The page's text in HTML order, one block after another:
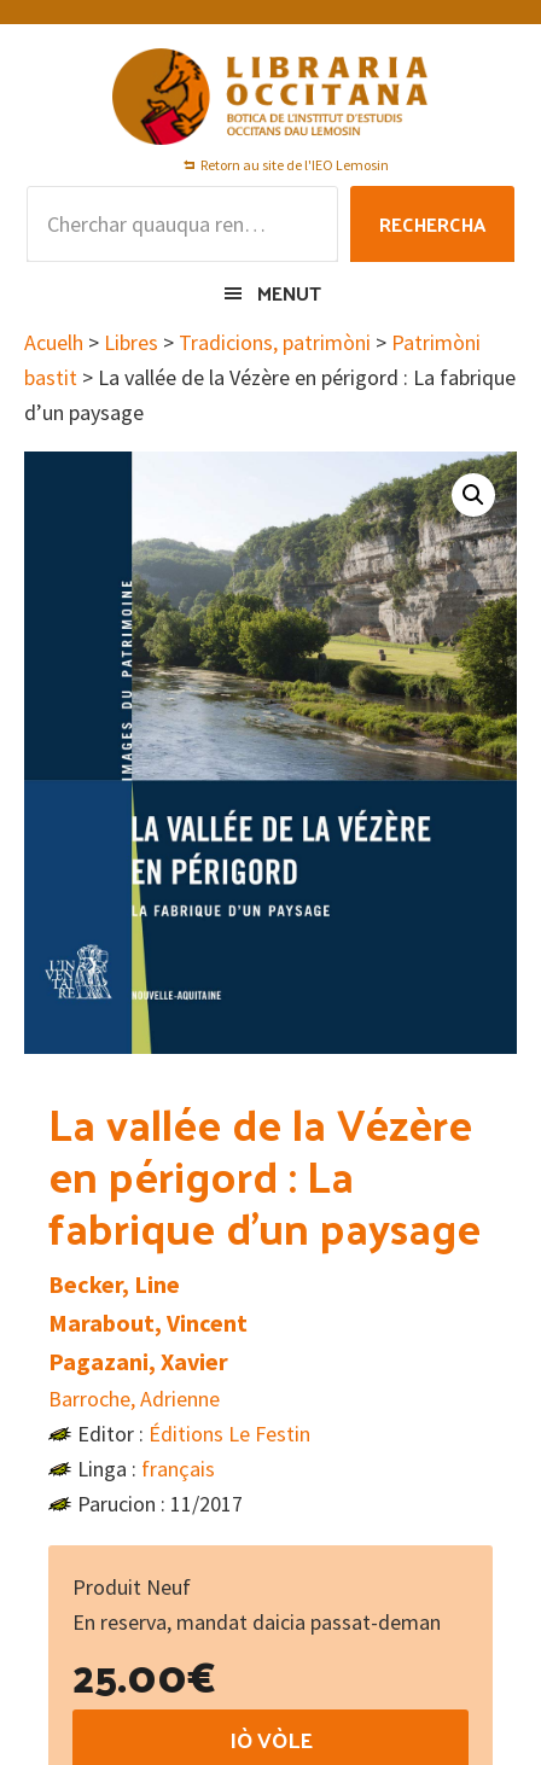
Skip
Skip
Skip
Retorn au site de l'IEO Lemosin
RECHERCHA
MENUT
Acuelh > Libres > Tradicions, patrimòni > Patrimòni
bastit > La vallée de la Vézère en périgord : La fabrique
d’un paysage
La vallée de la Vézère
en périgord : La
fabrique d’un paysage
Becker, Line
Marabout, Vincent
Pagazani, Xavier
Barroche, Adrienne
Editor : Éditions Le Festin
Linga : français
Parucion : 11/2017
Produit Neuf
En reserva, mandat daicia passat-deman
25.00€
IÒ VÒLE